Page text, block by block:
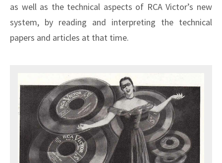
as well as the technical aspects of RCA Victor’s new
system, by reading and interpreting the technical
papers and articles at that time.